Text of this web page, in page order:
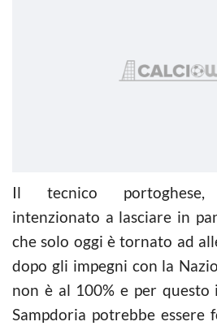
Il tecnico
intenzionato a lasciare in
che solo oggi è tornato ad
dopo gli impegni con la
non è al 100% e per
Sampdoria potrebbe essere